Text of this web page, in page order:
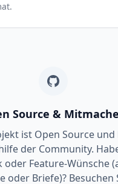
Source &
ist Open Source
der Community.
oder Feature-Wünsche
oder Briefe)? Besuchen